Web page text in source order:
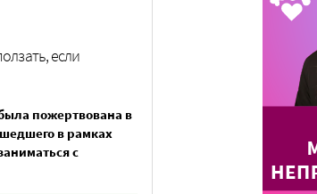
если
пожертвована в
в рамках
с